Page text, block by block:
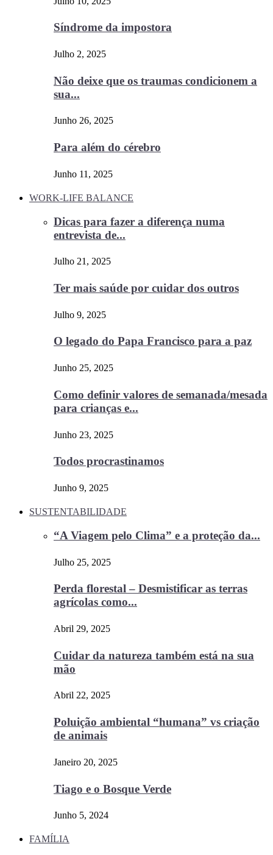
Síndrome da impostora
Julho 2, 2025
Não deixe que os traumas condicionem a
sua...
Junho 26, 2025
Para além do cérebro
Junho 11, 2025
WORK-LIFE BALANCE
Dicas para fazer a diferença numa
entrevista de...
Julho 21, 2025
Ter mais saúde por cuidar dos outros
Julho 9, 2025
O legado do Papa Francisco para a paz
Junho 25, 2025
Como definir valores de semanada/mesada
para crianças e...
Junho 23, 2025
Todos procrastinamos
Junho 9, 2025
SUSTENTABILIDADE
“A Viagem pelo Clima” e a proteção da...
Julho 25, 2025
Perda florestal – Desmistificar as terras
agrícolas como...
Abril 29, 2025
Cuidar da natureza também está na sua
mão
Abril 22, 2025
Poluição ambiental “humana” vs criação
de animais
Janeiro 20, 2025
Tiago e o Bosque Verde
Junho 5, 2024
FAMÍLIA